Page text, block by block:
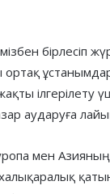
бір­лесіп
ортақ
ілге­рілету
аударуға
мен Азияның